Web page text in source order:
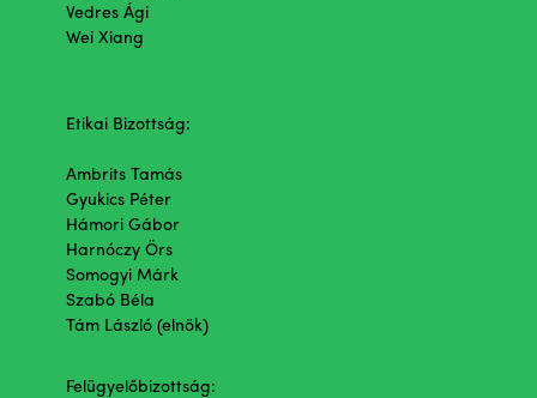
Vedres Ági
Wei Xiang
Etikai Bizottság:
Ambrits Tamás
Gyukics Péter
Hámori Gábor
Harnóczy Örs
Somogyi Márk
Szabó Béla
Tám László (elnök)
Felügyelőbizottság: